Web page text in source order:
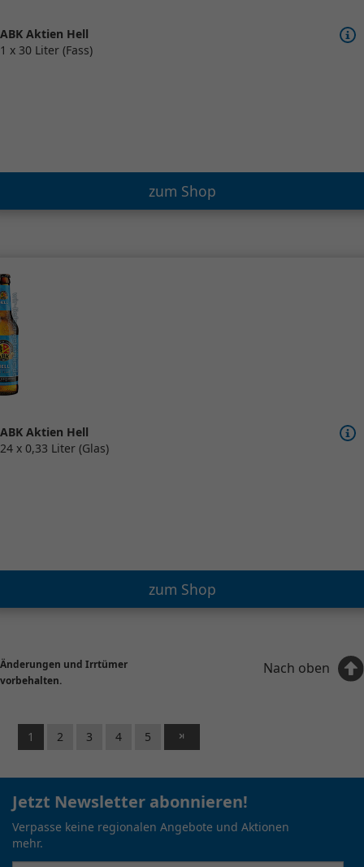
ABK Aktien Hell
1 x 30 Liter (Fass)
zum Shop
ABK Aktien Hell
24 x 0,33 Liter (Glas)
zum Shop
Änderungen und Irrtümer
vorbehalten.
Nach oben
1 2 3 4 5
Jetzt Newsletter abonnieren!
Verpasse keine regionalen Angebote und Aktionen
mehr.